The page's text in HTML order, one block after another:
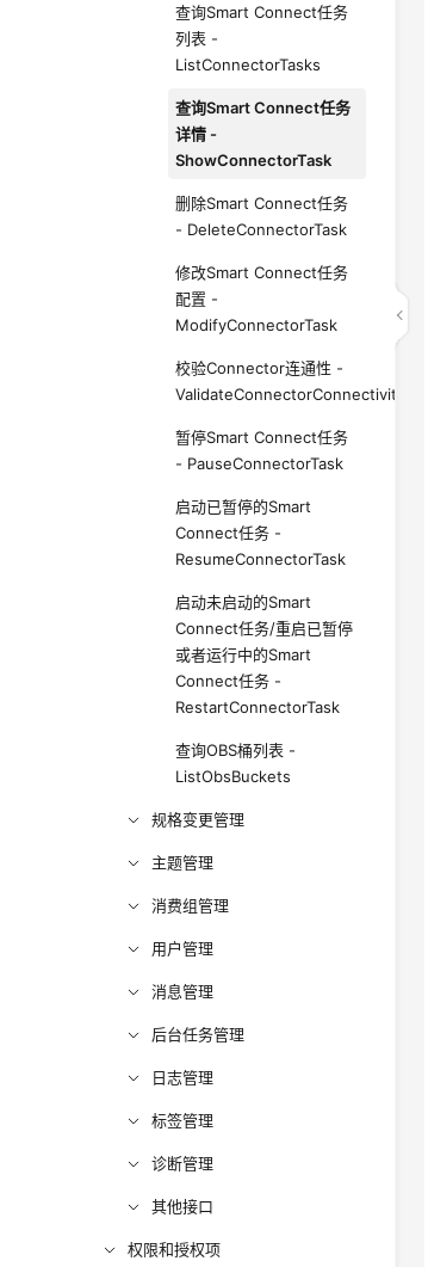
查询Smart Connect任务
列表 -
ListConnectorTasks
查询Smart Connect任务
详情 -
ShowConnectorTask
删除Smart Connect任务
- DeleteConnectorTask
修改Smart Connect任务
配置 -
ModifyConnectorTask
校验Connector连通性 -
ValidateConnectorConnectivity
暂停Smart Connect任务
- PauseConnectorTask
启动已暂停的Smart
Connect任务 -
ResumeConnectorTask
启动未启动的Smart
Connect任务/重启已暂停
或者运行中的Smart
Connect任务 -
RestartConnectorTask
查询OBS桶列表 -
ListObsBuckets
规格变更管理
主题管理
消费组管理
用户管理
消息管理
后台任务管理
日志管理
标签管理
诊断管理
其他接口
权限和授权项